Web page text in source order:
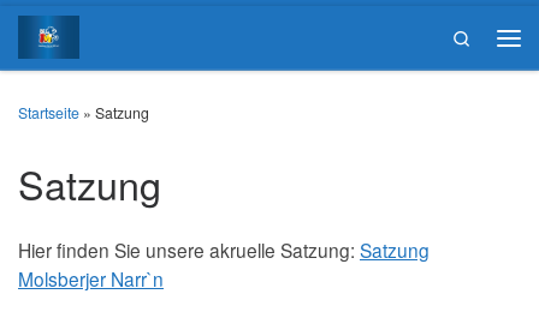
Zum Inhalt springen
Search
Startseite » Satzung
Satzung
Hier finden Sie unsere akruelle Satzung: Satzung
Molsberjer Narr`n